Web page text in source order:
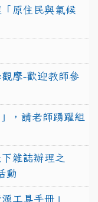
原住民與氣候
摩-歡迎教師參
，請老師踴躍組
雜誌辦理之
動
工具手冊」